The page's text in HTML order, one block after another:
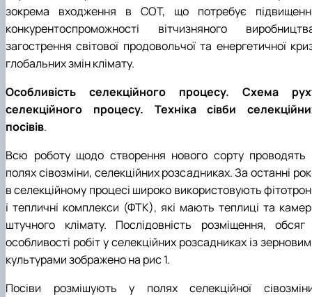
зокрема входження в СОТ, що потребує
конкурентоспроможності вітчизняного
загострення світової продовольчої та енергетичної
глобальних змін клімату.
Особливість селекційного процесу. Схема
селекційного процесу. Техніка сівби
посівів.
Всю роботу щодо створення нового сорту проводять
полях сівозміни, селекційних розсадниках. За останні
в селекційному процесі широко використовують
і тепличні комплекси (ФТК), які мають теплиці та
штучного клімату. Послідовність розміщення, обсяг
особливості робіт у селекційних розсадниках із
культурами зображено на рис 1.
Посіви розмішують у полях селекційної